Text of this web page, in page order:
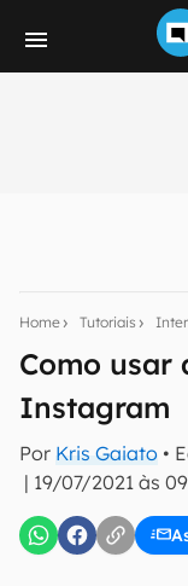
Home Tutoriais
Como usar
Instagram
Por Kris Gaiato •
| 19/07/2021 às
notícias e
Confirmo que